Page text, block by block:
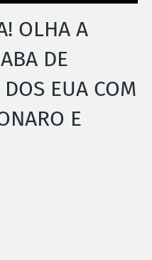
OLHA A
DE
EUA COM
E